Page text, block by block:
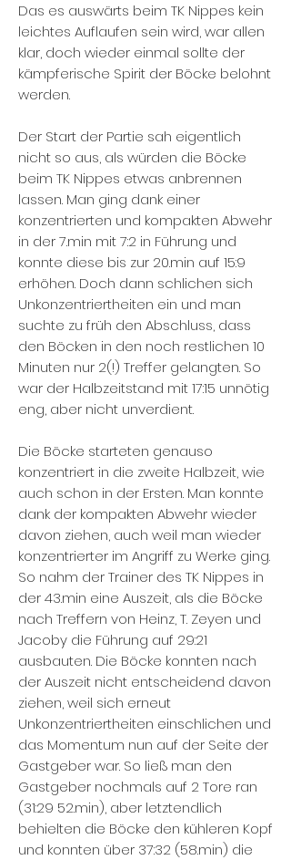
Das es auswärts beim TK Nippes kein
leichtes Auflaufen sein wird, war allen
klar, doch wieder einmal sollte der
kämpferische Spirit der Böcke belohnt
werden.
Der Start der Partie sah eigentlich
nicht so aus, als würden die Böcke
beim TK Nippes etwas anbrennen
lassen. Man ging dank einer
konzentrierten und kompakten Abwehr
in der 7.min mit 7:2 in Führung und
konnte diese bis zur 20.min auf 15:9
erhöhen. Doch dann schlichen sich
Unkonzentriertheiten ein und man
suchte zu früh den Abschluss, dass
den Böcken in den noch restlichen 10
Minuten nur 2(!) Treffer gelangten. So
war der Halbzeitstand mit 17:15 unnötig
eng, aber nicht unverdient.
Die Böcke starteten genauso
konzentriert in die zweite Halbzeit, wie
auch schon in der Ersten. Man konnte
dank der kompakten Abwehr wieder
davon ziehen, auch weil man wieder
konzentrierter im Angriff zu Werke ging.
So nahm der Trainer des TK Nippes in
der 43.min eine Auszeit, als die Böcke
nach Treffern von Heinz, T. Zeyen und
Jacoby die Führung auf 29:21
ausbauten. Die Böcke konnten nach
der Auszeit nicht entscheidend davon
ziehen, weil sich erneut
Unkonzentriertheiten einschlichen und
das Momentum nun auf der Seite der
Gastgeber war. So ließ man den
Gastgeber nochmals auf 2 Tore ran
(31:29 52.min), aber letztendlich
behielten die Böcke den kühleren Kopf
und konnten über 37:32 (58.min) die